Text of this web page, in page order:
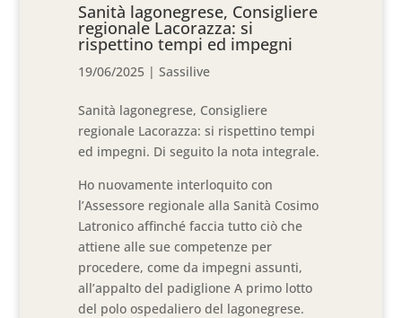
Sanità lagonegrese, Consigliere
regionale Lacorazza: si
rispettino tempi ed impegni
19/06/2025 |Sassilive
Sanità lagonegrese, Consigliere
regionale Lacorazza: si rispettino tempi
ed impegni. Di seguito la nota integrale.
Ho nuovamente interloquito con
l’Assessore regionale alla Sanità Cosimo
Latronico affinché faccia tutto ciò che
attiene alle sue competenze per
procedere, come da impegni assunti,
all’appalto del padiglione A primo lotto
del polo ospedaliero del lagonegrese.